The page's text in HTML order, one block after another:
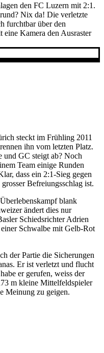
den FC Luzern mit 2:1.
Nix da! Die verletzte
furchtbar über den
eine Kamera den Ausraster
steckt im Frühling 2011
ihn vom letzten Platz.
und GC steigt ab? Noch
Team einige Runden
dass ein 2:1-Sieg gegen
Befreiungsschlag ist.
blank
ändert dies nur
Schiedsrichter Adrien
Schwalbe mit Gelb-Rot
der Partie die Sicherungen
Er ist verletzt und flucht
er gerufen, weiss der
m kleine Mittelfeldspieler
Meinung zu geigen.